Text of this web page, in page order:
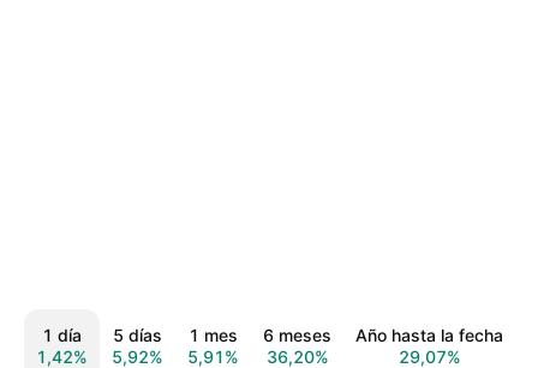
1 día
1,42%
5 días
5,92%
1 mes
5,91%
6 meses
36,20%
Año hasta la fecha
29,07%